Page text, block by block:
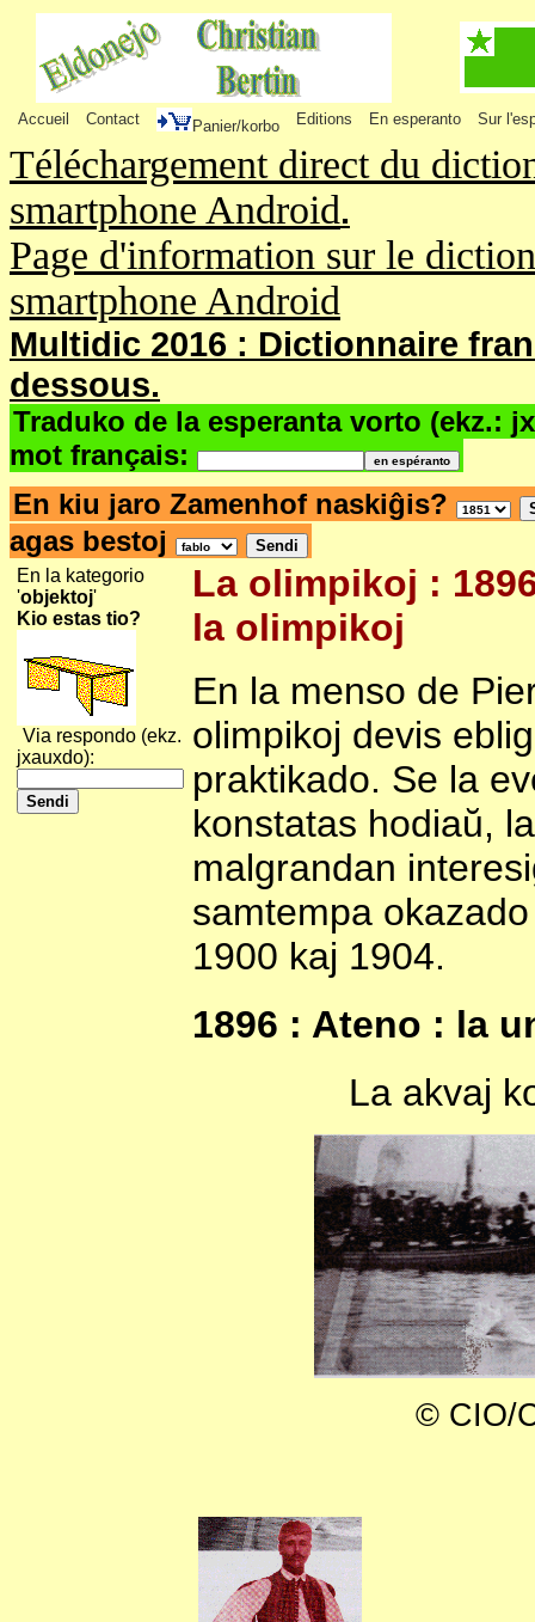
Accueil Contact Panier/korbo Editions En esperanto Sur
Téléchargement direct du
smartphone Android.
Page d'information sur le
smartphone Android
Multidic 2016 : Dictionnaire
dessous.
Traduko de la esperanta vorto (ekz.:
mot français:
En kiu jaro Zamenhof naskiĝis?
agas bestoj
En la kategorio
'objektoj'
Kio estas tio?
Via respondo (ekz.
jxauxdo):
La olimpikoj :
la olimpikoj
En la menso de
olimpikoj devis
praktikado. Se la
konstatas hodiaŭ,
malgrandan
samtempa
1900 kaj 1904.
1896 : Ateno : la
La akvaj
© CIO/